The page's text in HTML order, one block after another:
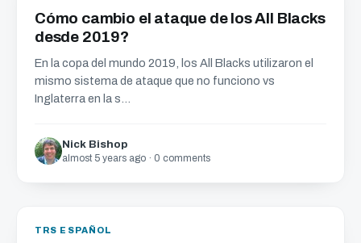
Cómo cambio el ataque de los All Blacks
desde 2019?
En la copa del mundo 2019, los All Blacks utilizaron el
mismo sistema de ataque que no funciono vs
Inglaterra en la s...
Nick Bishop
almost 5 years ago · 0 comments
TRS ESPAÑOL